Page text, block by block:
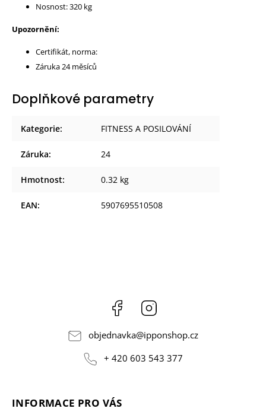
Nosnost: 320 kg
Upozornění:
Certifikát, norma:
Záruka 24 měsíců
Doplňkové parametry
Kategorie: FITNESS A POSILOVÁNÍ
Záruka: 24
Hmotnost: 0.32 kg
EAN: 5907695510508
Facebook
objednavka@ipponshop.cz
+ 420 603 543 377
INFORMACE PRO VÁS